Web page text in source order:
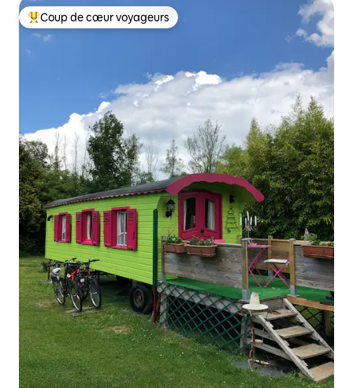
Coups de cœur voyageurs les plus appréciés
Coup de cœur voyageurs